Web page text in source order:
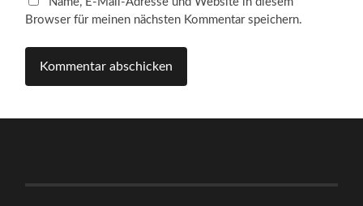
Browser für meinen nächsten Kommentar speichern.